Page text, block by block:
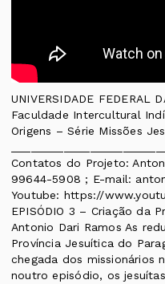
UNIVERSIDADE FEDERAL
Faculdade Intercultural
Origens – Série Missões
Contatos do Projeto:
99644-5908 ; E-mail:
Youtube: https://
EPISÓDIO 3 – Criação da
Antonio Dari Ramos As
Província Jesuítica do
chegada dos missionários
noutro episódio, os